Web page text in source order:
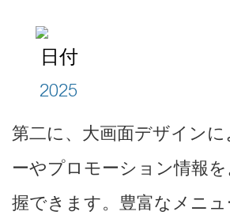
日付
2025
第二に、大画面デザイン
ーやプロモーション情報
握できます。豊富なメニ